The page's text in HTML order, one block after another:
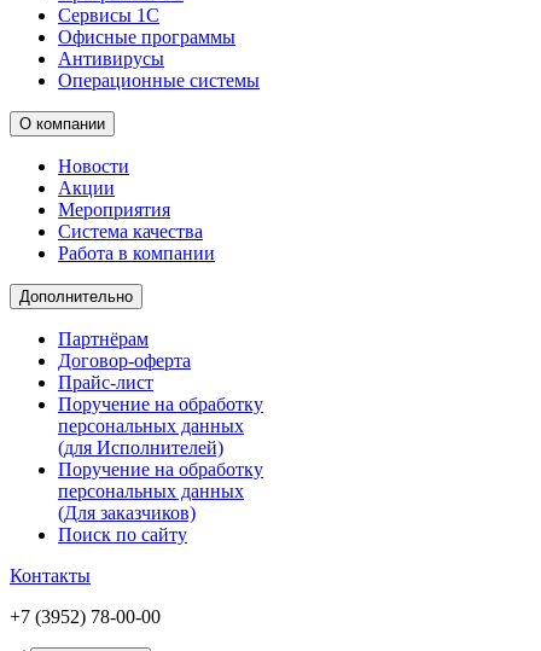
Сервисы 1С
Офисные программы
Антивирусы
Операционные системы
О компании
Новости
Акции
Мероприятия
Система качества
Работа в компании
Дополнительно
Партнёрам
Договор-оферта
Прайс-лист
Поручение на обработку
персональных данных
(для Исполнителей)
Поручение на обработку
персональных данных
(Для заказчиков)
Поиск по сайту
Контакты
+7 (3952) 78-00-00